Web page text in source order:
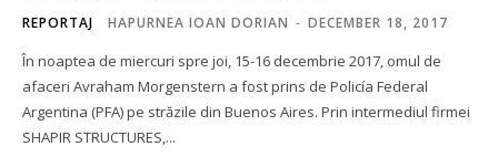
REPORTAJ HAPURNEA IOAN DORIAN - DECEMBER 18, 2017
În noaptea de miercuri spre joi, 15-16 decembrie 2017, omul de
afaceri Avraham Morgenstern a fost prins de Policía Federal
Argentina (PFA) pe străzile din Buenos Aires. Prin intermediul firmei
SHAPIR STRUCTURES,...